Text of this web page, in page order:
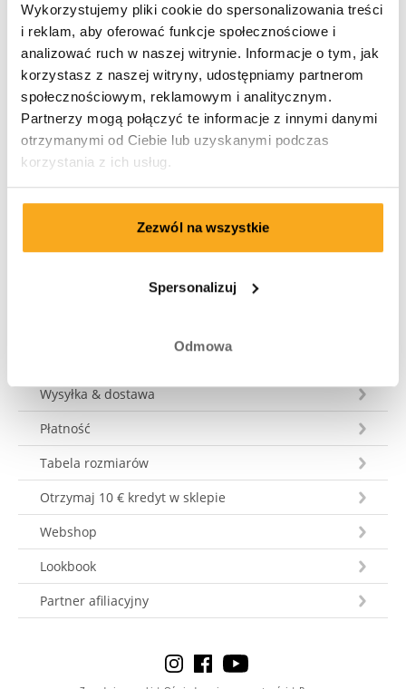
Wykorzystujemy pliki cookie do spersonalizowania treści
i reklam, aby oferować funkcje społecznościowe i
analizować ruch w naszej witrynie. Informacje o tym, jak
korzystasz z naszej witryny, udostępniamy partnerom
społecznościowym, reklamowym i analitycznym.
Partnerzy mogą połączyć te informacje z innymi danymi
otrzymanymi od Ciebie lub uzyskanymi podczas
korzystania z ich usług.
Zezwól na wszystkie
Spersonalizuj
Odmowa
Skontaktuj się z nami
Jesteśmy do Twojej dyspozycji 24/7! Skorzystaj z naszego
chatbota, aby szybko uzyskać odpowiedź. Kliknij
„Skontaktuj się”, wybierz rodzaj członkostwa i zadaj
pytanie. Można się z nami skontaktować również
poprzez em hello-pl@onthatass.com. Staramy się
odpowiadać na pytania w ciągu 3 dni roboczych. Tel: +31
73 303 41 75 (pon–pt, 09:00–12:00).
Wysłać wiadomość
Wysyłka & dostawa
Płatność
Tabela rozmiarów
Otrzymaj 10 € kredyt w sklepie
Webshop
Lookbook
Partner afiliacyjny